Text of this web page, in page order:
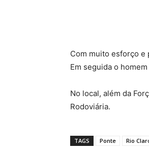
Com muito esforço e
Em seguida o
No local, além da
Rodoviária.
TAGS Ponte Rio